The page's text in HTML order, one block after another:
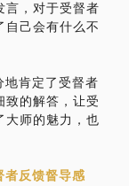
言， 对于受督者
自己会有什么不
地肯定了受督者
致的解答，让受
大师的魅力，也
者反馈督导感